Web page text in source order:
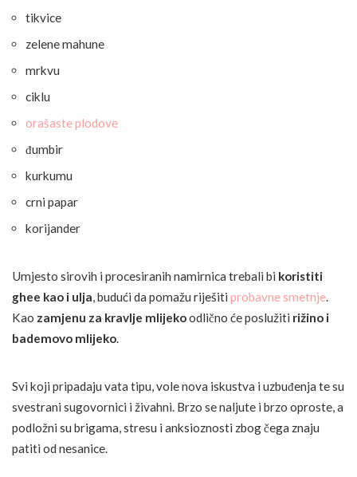
tikvice
zelene mahune
mrkvu
ciklu
orašaste plodove
đumbir
kurkumu
crni papar
korijander
Umjesto sirovih i procesiranih namirnica trebali bi koristiti
ghee kao i ulja, budući da pomažu riješiti probavne smetnje.
Kao zamjenu za kravlje mlijekoodlično će poslužiti rižino i
bademovo mlijeko.
Svi koji pripadaju vata tipu, vole nova iskustva i uzbuđenja te su
svestrani sugovornici i živahni. Brzo se naljute i brzo oproste, a
podložni su brigama, stresu i anksioznosti zbog čega znaju
patiti od nesanice.